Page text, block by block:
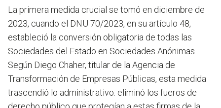
La primera medida crucial se tomó en diciembre de
2023, cuando el DNU 70/2023, en su artículo 48,
estableció la conversión obligatoria de todas las
Sociedades del Estado en Sociedades Anónimas.
Según Diego Chaher, titular de la Agencia de
Transformación de Empresas Públicas, esta medida
trascendió lo administrativo: eliminó los fueros de